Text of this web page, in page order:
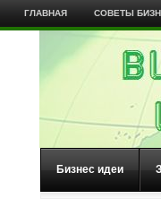
ГЛАВНАЯ СОВЕТЫ
Бизнес идеи